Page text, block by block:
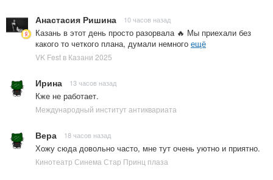
Анастасия Ришина 10 часов назад
Казань в этот день просто разорвала 🔥 Мы приехали без
какого то четкого плана, думали немного ещё
VK Fest в Казани 2025
Ирина 13 часов назад
Кже не работает.
Международный институт антиквариата
Вера 18 часов назад
Хожу сюда довольно часто, мне тут очень уютно и приятно.
Кинотеатр Синема Стар Принц плаза